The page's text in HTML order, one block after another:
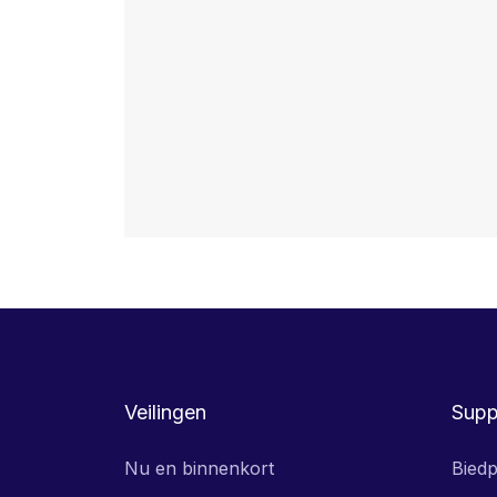
Veilingen
Nu en binnenkort